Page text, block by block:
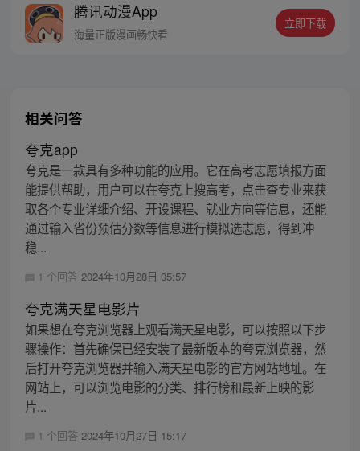
人…六十年后，他再次破石而出，背负着守
护族人的希望和信念打败了妖怪大道的霸
腾讯动漫App
海量正版漫画畅快看
立即下载
相关问答
夸克app
夸克是一款具有多种功能的应用。它在高考志愿填报方面
能提供帮助，用户可以在夸克上搜高考，点击查专业来获
取各个专业详细介绍、开设课程、就业方向等信息，还能
通过输入省份预估分数等信息进行模拟选志愿，得到冲
稳...
1 个回答 2024年10月28日 05:57
夸克满天星电影片
如果想在夸克浏览器上观看满天星电影，可以按照以下步
骤操作：首先确保已经安装了最新版本的夸克浏览器，然
后打开夸克浏览器并输入满天星电影的官方网站地址。在
网站上，可以浏览电影的分类、排行榜和最新上映的影
片...
1 个回答 2024年10月27日 15:17